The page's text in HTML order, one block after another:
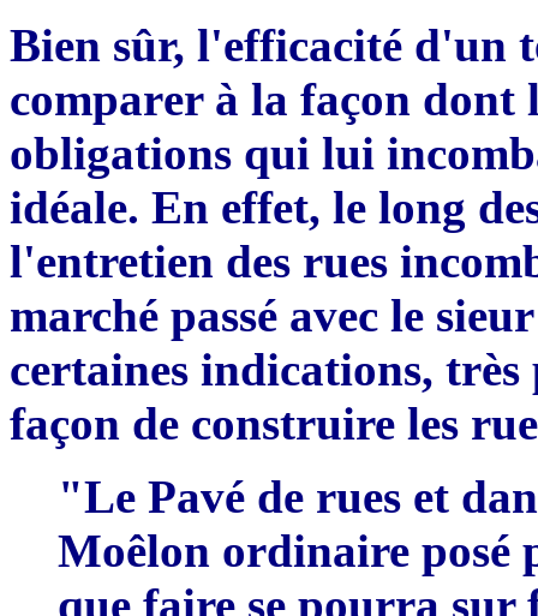
Bien sûr, l'efficacité d'un
comparer à la façon dont
obligations qui lui
idéale. En effet, le long
l'entretien des rues
marché passé avec le
certaines indications, très
façon de construire les
"Le Pavé de rues et
Moêlon ordinaire posé
que faire se pourra sur